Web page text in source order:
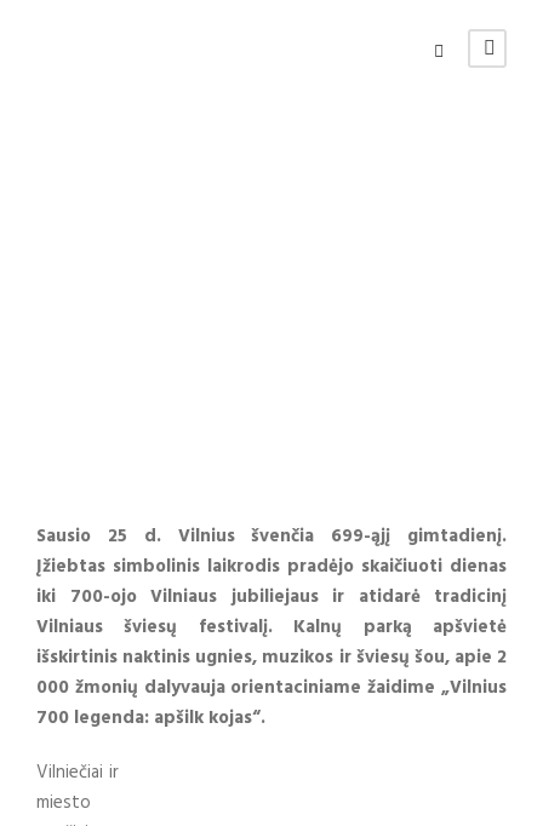
Sausio 25 d. Vilnius švenčia 699-ąjį gimtadienį.
Įžiebtas simbolinis laikrodis pradėjo skaičiuoti dienas
iki 700-ojo Vilniaus jubiliejaus ir atidarė tradicinį
Vilniaus šviesų festivalį. Kalnų parką apšvietė
išskirtinis naktinis ugnies, muzikos ir šviesų šou, apie 2
000 žmonių dalyvauja orientaciniame žaidime „Vilnius
700 legenda: apšilk kojas“.
Vilniečiai ir
miesto